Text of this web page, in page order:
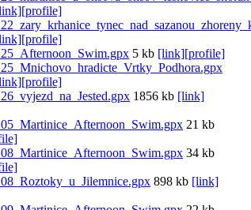
[profile]
[profile]
5 kb [link][profile]
[profile]
1856 kb [link]
21 kb
34 kb
898 kb [link]